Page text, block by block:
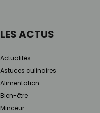
LES ACTUS
Actualités
Astuces culinaires
Alimentation
Bien-être
Minceur